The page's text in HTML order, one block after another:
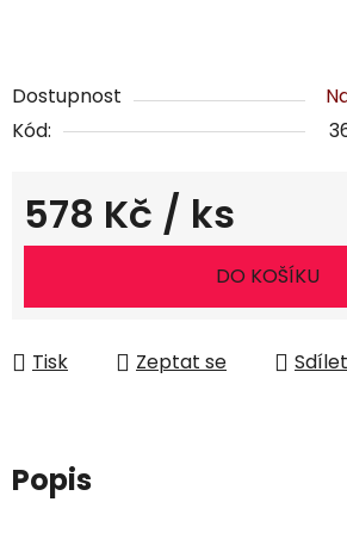
Dostupnost
Kód:
578 Kč / ks
Měrná cena:
DO KOŠÍKU
Tisk Zeptat se Sdílet
Popis